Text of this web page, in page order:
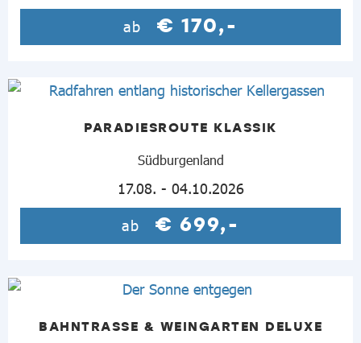
ab € 170,-
PARADIESROUTE KLASSIK
Südburgenland
17.08. - 04.10.2026
ab € 699,-
BAHNTRASSE & WEINGARTEN DELUXE